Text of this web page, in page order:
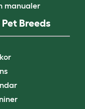
manualer
Pet Breeds